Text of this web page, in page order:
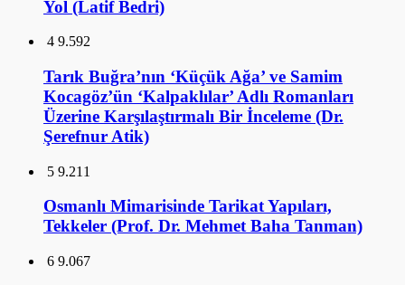
Yol (Latif Bedri)
4 9.592
Tarık Buğra’nın ‘Küçük Ağa’ ve Samim
Kocagöz’ün ‘Kalpaklılar’ Adlı Romanları
Üzerine Karşılaştırmalı Bir İnceleme (Dr.
Şerefnur Atik)
5 9.211
Osmanlı Mimarisinde Tarikat Yapıları,
Tekkeler (Prof. Dr. Mehmet Baha Tanman)
6 9.067